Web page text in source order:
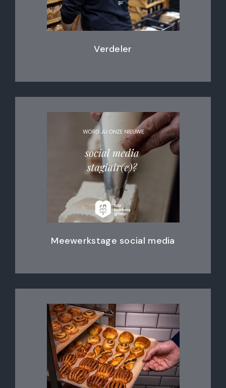
Verdeler
Meewerkstage social media